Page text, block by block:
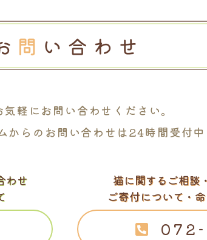
気軽にお問い合わせください。
からの お問い合わせは24時間受付中
わせ
猫に関するご相談
ご寄付について・